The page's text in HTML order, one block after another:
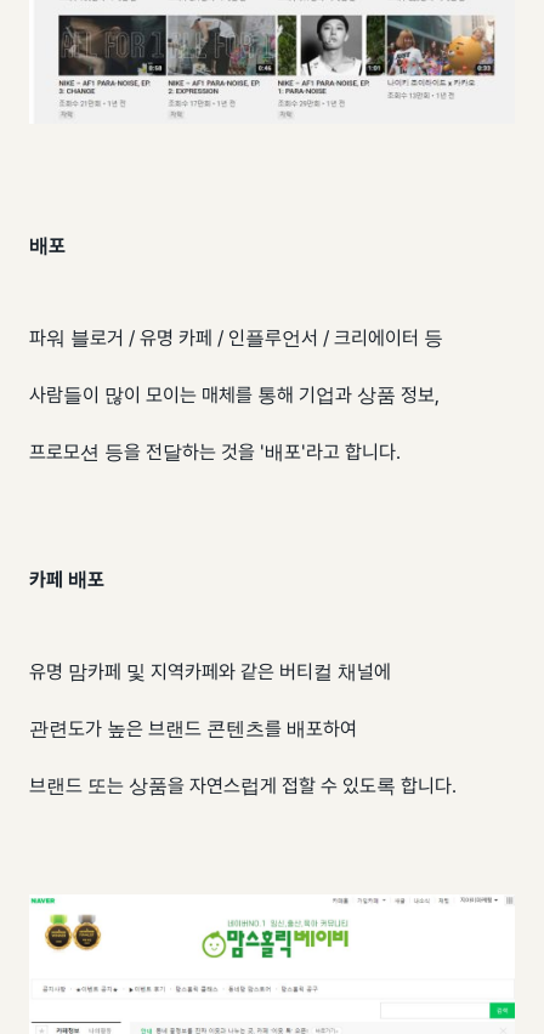
배포
파워 블로거 / 유명 카페 / 인플루언서 / 크리에이터 등
사람들이 많이 모이는 매체를 통해 기업과 상품 정보,
프로모션 등을 전달하는 것을 '배포'라고 합니다.
카페 배포
유명 맘카페 및 지역카페와 같은 버티컬 채널에
관련도가 높은 브랜드 콘텐츠를 배포하여
브랜드 또는 상품을 자연스럽게 접할 수 있도록 합니다.